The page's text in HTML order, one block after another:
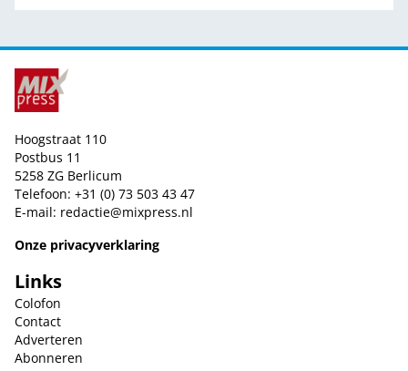
Hoogstraat 110
Postbus 11
5258 ZG Berlicum
Telefoon: +31 (0) 73 503 43 47
E-mail: redactie@mixpress.nl
Onze privacyverklaring
Links
Colofon
Contact
Adverteren
Abonneren